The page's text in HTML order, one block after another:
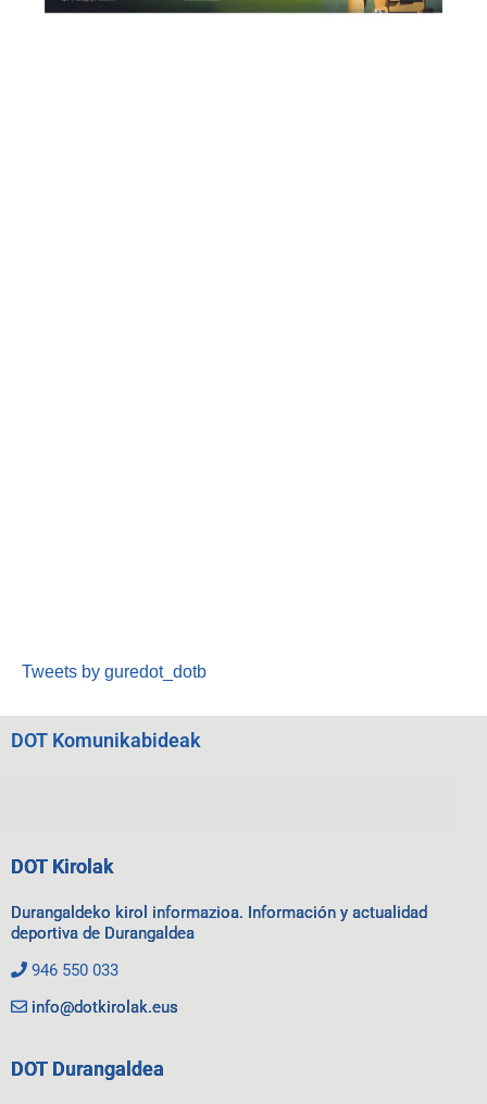
Tweets by guredot_dotb
DOT Komunikabideak
DOT Kirolak
Durangaldeko kirol informazioa. Información y actualidad
deportiva de Durangaldea
946 550 033
info@dotkirolak.eus
DOT Durangaldea